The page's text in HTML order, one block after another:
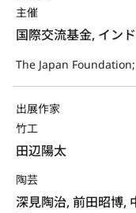
主催
国際交流基金, イン
The Japan
出展作家
竹工
田辺陽太
陶芸
深見陶治, 前田昭博,